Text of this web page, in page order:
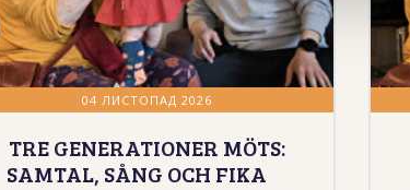
04 ЛИСТОПАД 2026
TRE GENERATIONER MÖTS:
SAMTAL, SÅNG OCH FIKA